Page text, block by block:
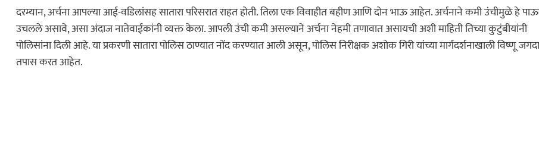
दरम्यान, अर्चना आपल्या आई-वडिलांसह सातारा परिसरात राहत होती. तिला एक विवाहीत बहीण आणि दोन भाऊ आहेत. अर्चनाने कमी उंचीमुळे हे
उचलले असावे, असा अंदाज नातेवाईकांनी व्यक्त केला. आपली उंची कमी असल्याने अर्चना नेहमी तणावात असायची अशी माहिती तिच्या कुटुंबीयांनी
पोलिसांना दिली आहे. या प्रकरणी सातारा पोलिस ठाण्यात नोंद करण्यात आली असून, पोलिस निरीक्षक अशोक गिरी यांच्या मार्गदर्शनाखाली विष्णू
तपास करत आहेत.